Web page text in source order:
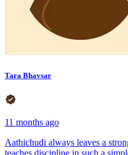
Tara Bhavsar
11 months ago
Aathichudi always leaves a
teaches discipline in such a